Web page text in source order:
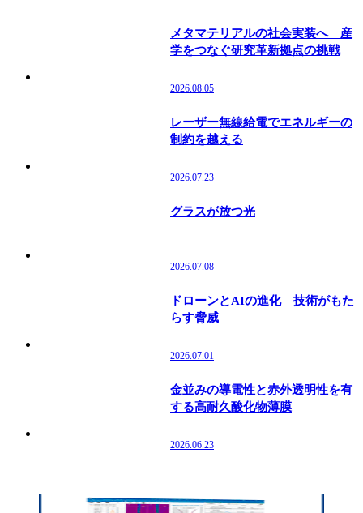
メタマテリアルの社会実装へ 産
学をつなぐ研究革新拠点の挑戦
2026.08.05
レーザー無線給電でエネルギーの
制約を越える
2026.07.23
グラスが放つ光
2026.07.08
ドローンとAIの進化 技術がもた
らす脅威
2026.07.01
金並みの導電性と赤外透明性を有
する高耐久酸化物薄膜
2026.06.23